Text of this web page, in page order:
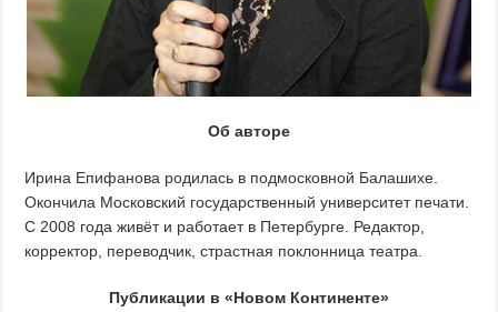
Об авторе
Ирина Епифанова родилась в подмосковной Балашихе.
Окончила Московский государственный университет печати.
С 2008 года живёт и работает в Петербурге. Редактор,
корректор, переводчик, страстная поклонница театра.
Публикации в «Новом Континенте»